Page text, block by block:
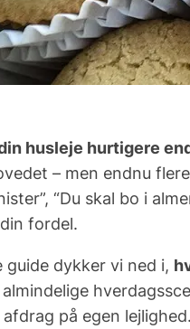
husleje hurtigere
– men endnu flere
“Du skal bo i
fordel.
guide dykker vi ned i,
på egen